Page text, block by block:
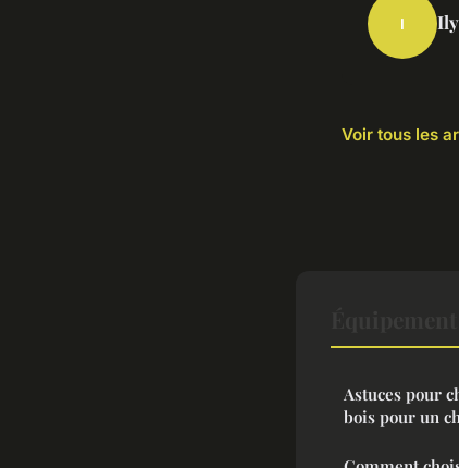
I
Voir tous les
Astuces pour
bois pour un